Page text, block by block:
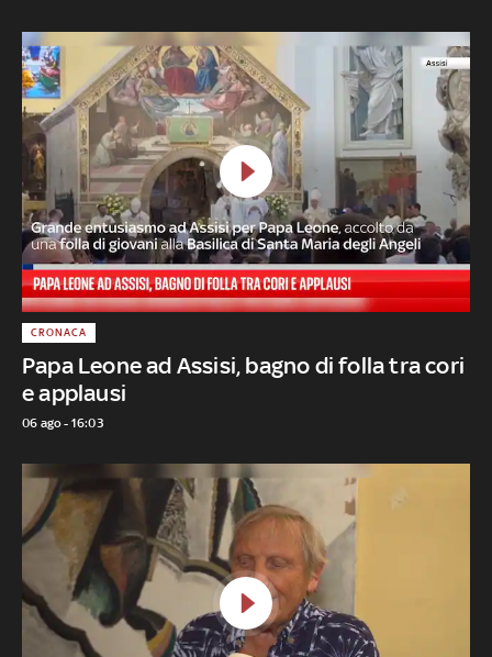
Papa Leone ad Assisi, bagno di folla tra cori
e applausi
CRONACA
06 ago - 16:03